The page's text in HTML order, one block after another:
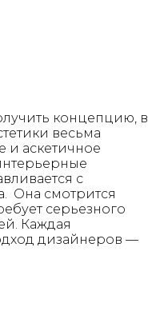
концепцию, в
весьма
и аскетичное
с
Она смотрится
серьезного
Каждая
дизайнеров —